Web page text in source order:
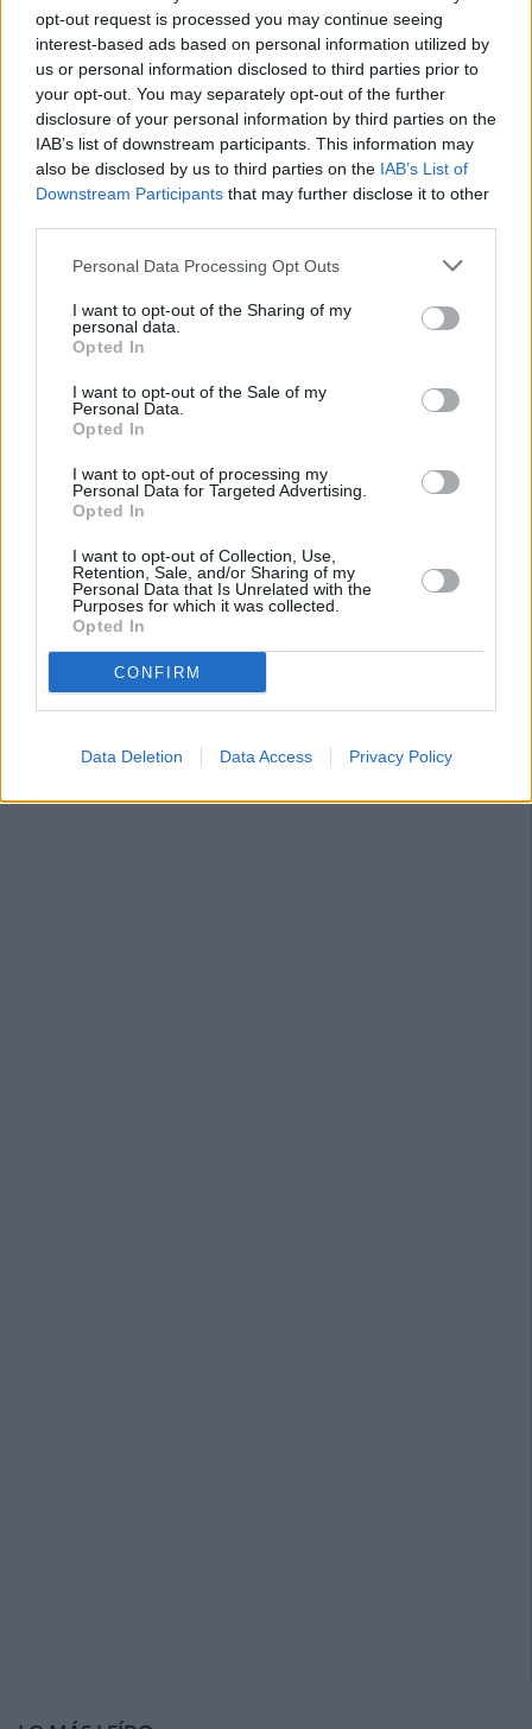
opt-out request is processed you may continue seeing
interest-based ads based on personal information utilized by
us or personal information disclosed to third parties prior to
your opt-out. You may separately opt-out of the further
disclosure of your personal information by third parties on the
IAB’s list of downstream participants. This information may
also be disclosed by us to third parties on the IAB’s List of
Downstream Participants that may further disclose it to other
Personal Data Processing Opt Outs
I want to opt-out of the Sharing of my
personal data.
Opted In
I want to opt-out of the Sale of my
Personal Data.
Opted In
I want to opt-out of processing my
Personal Data for Targeted Advertising.
Opted In
I want to opt-out of Collection, Use,
Retention, Sale, and/or Sharing of my
Personal Data that Is Unrelated with the
Purposes for which it was collected.
Opted In
CONFIRM
Data Deletion Data Access Privacy Policy
municipio”, agrega, para precisar que el PSOE está
dividido y el portavoz de Urbanización Unidas puede irse
a Podemos.
En otra línea, Morillo carga contra ambas opciones
políticas por su falta de apoyo a decisiones “importantes”
que el PP sacó adelante en el pleno del viernes. Entre ellas
cita el convenio para el desarrollo de unos terrenos que
dará una conexión directa entre Entrecaminos y la
N-323. Además, les echa en cara que no votaron el
cincuenta viviendas y la puesta al día de las cuentas
municipales.